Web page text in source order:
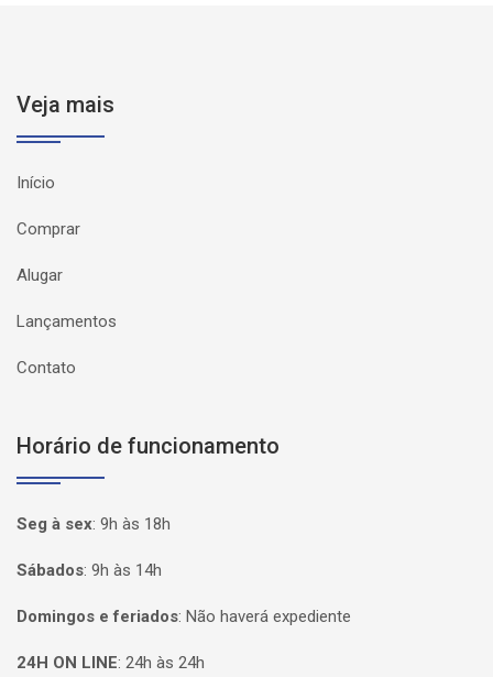
Veja mais
Início
Comprar
Alugar
Lançamentos
Contato
Horário de funcionamento
Seg à sex: 9h às 18h
Sábados: 9h às 14h
Domingos e feriados: Não haverá expediente
24H ON LINE: 24h às 24h